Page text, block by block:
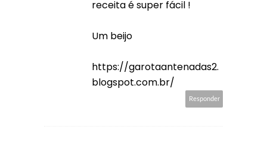
receita é super fácil !
Um beijo
https://garotaantenadas2.
blogspot.com.br/
Responder